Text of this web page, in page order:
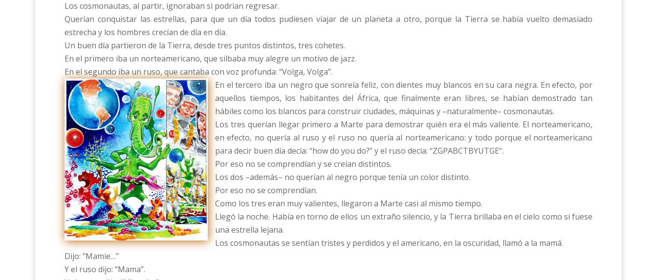
Los cosmonautas, al partir, ignoraban si podrían regresar.
Querían conquistar las estrellas, para que un día todos pudiesen viajar de un planeta a otro, porque la Tierra se había vuelto demasiado
estrecha y los hombres crecían de día en día.
Un buen día partieron de la Tierra, desde tres puntos distintos, tres cohetes.
En el primero iba un norteamericano, que silbaba muy alegre un motivo de jazz.
En el segundo iba un ruso, que cantaba con voz profunda: “Volga, Volga”.
En el tercero iba un negro que sonreía feliz, con dientes muy blancos en su cara negra. En efecto, por
aquellos tiempos, los habitantes del África, que finalmente eran libres, se habían demostrado tan
hábiles como los blancos para construir ciudades, máquinas y –naturalmente– cosmonautas.
Los tres querían llegar primero a Marte para demostrar quién era el más valiente. El norteamericano,
en efecto, no quería al ruso y el ruso no quería al norteamericano: y todo porque el norteamericano
para decir buen día decía: “how do you do?” y el ruso decía: “ZGPABCTBYUTGE”.
Por eso no se comprendían y se creían distintos.
Los dos –además– no querían al negro porque tenía un color distinto.
Por eso no se comprendían.
Como los tres eran muy valientes, llegaron a Marte casi al mismo tiempo.
Llegó la noche. Había en torno de ellos un extraño silencio, y la Tierra brillaba en el cielo como si fuese
una estrella lejana.
Los cosmonautas se sentían tristes y perdidos y el americano, en la oscuridad, llamó a la mamá.
Dijo: “Mamie…”
Y el ruso dijo: “Mama”.